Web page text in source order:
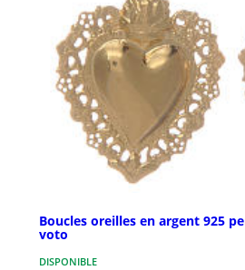
Boucles oreilles en argent 925
voto
DISPONIBLE